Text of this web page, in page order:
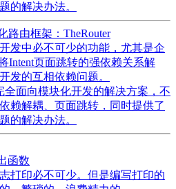
的解决办法。
路由框架：TheRouter
发中必不可少的功能，尤其是企
Intent页面跳转的强依赖关系解
发的互相依赖问题。
全面向模块化开发的解决方案，不
赖解耦、页面跳转，同时提供了
的解决办法。
函数
打印必不可少。但是编写打印的